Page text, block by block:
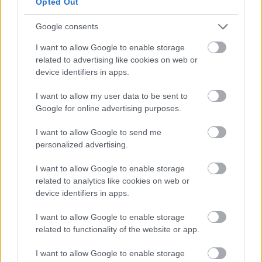
Google consents
I want to allow Google to enable storage
related to advertising like cookies on web or
device identifiers in apps.
I want to allow my user data to be sent to
Google for online advertising purposes.
I want to allow Google to send me
personalized advertising.
I want to allow Google to enable storage
related to analytics like cookies on web or
device identifiers in apps.
I want to allow Google to enable storage
related to functionality of the website or app.
I want to allow Google to enable storage
βγουν οι παραγγελίες. Φυσικά με το αζημίωτο.
Περιγράψαμε σε πολύ αδρές γραμμές τον τρόπο
φτάνει το αρνί στη σούβλα μας
δείξουμε ότι δημιουργούνται πολλά
μπλοκαρίσματα (ή λαιμοί μπουκαλιών όπως
κάποιοι το ονοματίζουν) στην αλυσίδα παραγωγής